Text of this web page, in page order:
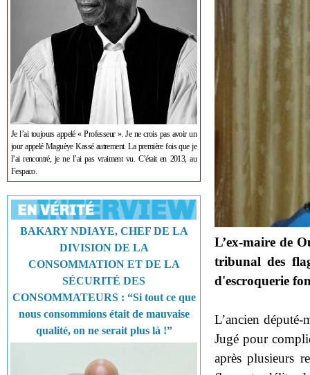
Je l’ai toujours appelé « Professeur ». Je ne crois pas avoir un
jour appelé Maguèye Kassé autrement. La première fois que je
l’ai rencontré, je ne l’ai pas vraiment vu. C’était en 2013, au
Fespaco.
BAKARY NDIAYE, CHEF DE LA
DIVISION DE LA
CONSOMMATION ET DE LA
SÉCURITÉ DES
CONSOMMATEURS : “Si tout ce que
nous consommions était de mauvaise
qualité, on ne serait plus là !”
L’ex-maire de
tribunal des
d'escroquerie
L’ancien
Jugé pour
après plusieurs